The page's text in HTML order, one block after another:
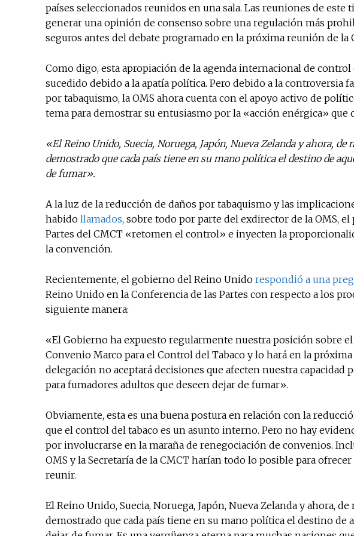
países seleccionados reunidos en una sala. Las reuniones de
generar una opinión de consenso sobre una regulación más
seguros antes del debate programado en la próxima reunión de la
Como digo, esta apropiación de la agenda internacional de control
sucedido debido a la apatía política. Pero debido a la controversia
por tabaquismo, la OMS ahora cuenta con el apoyo activo de
tema para demostrar su entusiasmo por la «acción enérgica» que
«El Reino Unido, Suecia, Noruega, Japón, Nueva Zelanda y ahora,
demostrado que cada país tiene en su mano política el destino de
de fumar».
A la luz de la reducción de daños por tabaquismo y las
habido llamados, sobre todo por parte del exdirector de la OMS,
Partes del CMCT «retomen el control» e inyecten la
la convención.
Recientemente, el gobierno del Reino Unido respondió a una
Reino Unido en la Conferencia de las Partes con respecto a los
siguiente manera:
«El Gobierno ha expuesto regularmente nuestra posición sobre
Convenio Marco para el Control del Tabaco y lo hará en la
delegación no aceptará decisiones que afecten nuestra capacidad
para fumadores adultos que deseen dejar de fumar».
Obviamente, esta es una buena postura en relación con la
que el control del tabaco es un asunto interno. Pero no hay
por involucrarse en la maraña de renegociación de convenios.
OMS y la Secretaría de la CMCT harían todo lo posible para
reunir.
El Reino Unido, Suecia, Noruega, Japón, Nueva Zelanda y ahora,
demostrado que cada país tiene en su mano política el destino de